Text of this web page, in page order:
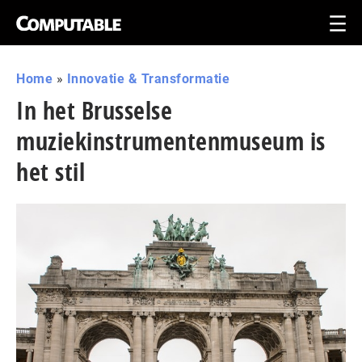
Home » Innovatie & Transformatie
In het Brusselse
muziekinstrumentenmuseum is
het stil